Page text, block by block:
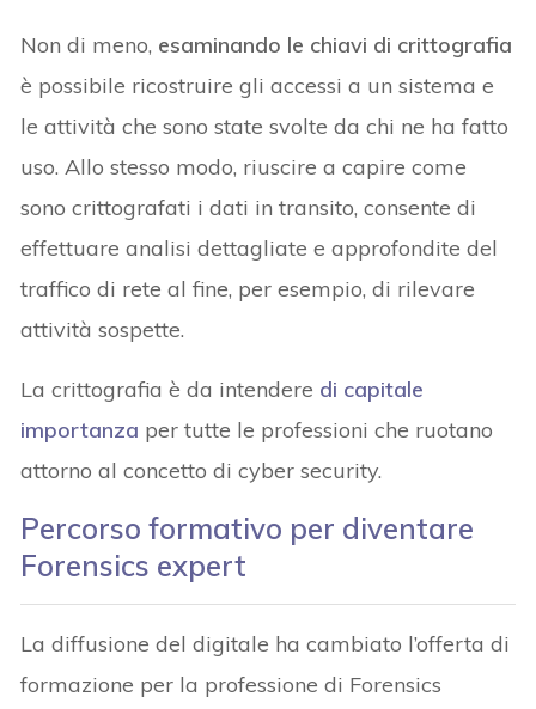
Non di meno, esaminando le chiavi di crittografia
è possibile ricostruire gli accessi a un sistema e
le attività che sono state svolte da chi ne ha fatto
uso. Allo stesso modo, riuscire a capire come
sono crittografati i dati in transito, consente di
effettuare analisi dettagliate e approfondite del
traffico di rete al fine, per esempio, di rilevare
attività sospette.
La crittografia è da intendere di capitale
importanza per tutte le professioni che ruotano
attorno al concetto di cyber security.
Percorso formativo per diventare
Forensics expert
La diffusione del digitale ha cambiato l’offerta di
formazione per la professione di Forensics